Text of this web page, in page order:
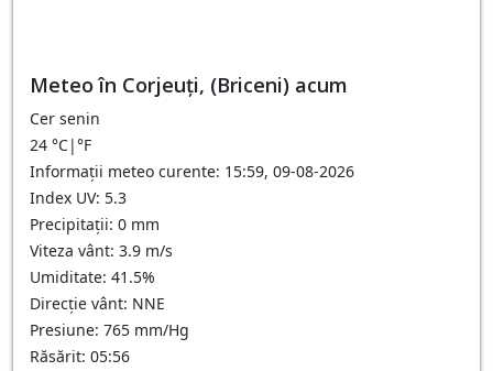
Meteo în Corjeuţi, (Briceni) acum
Cer senin
24 °C|°F
Informații meteo curente: 15:59, 09-08-2026
Index UV: 5.3
Precipitații: 0 mm
Viteza vânt: 3.9 m/s
Umiditate: 41.5%
Direcție vânt: NNE
Presiune: 765 mm/Hg
Răsărit: 05:56